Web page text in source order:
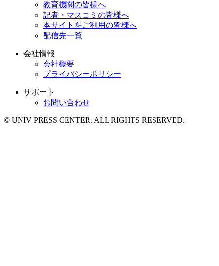
教育機関の皆様へ
記者・マスコミの皆様へ
本サイトをご利用の皆様へ
配信先一覧
会社情報
会社概要
プライバシーポリシー
サポート
お問い合わせ
© UNIV PRESS CENTER. ALL RIGHTS RESERVED.